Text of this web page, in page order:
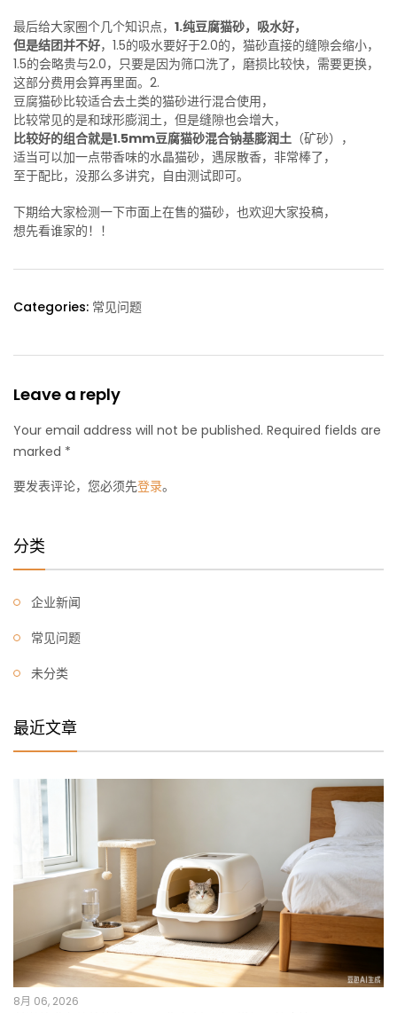
最后给大家圈个几个知识点， 1.纯豆腐猫砂，吸水好，
但是结团并不好，1.5的吸水要好于2.0的，猫砂直接的缝隙会缩小，
1.5的会略贵与2.0，只要是因为筛口洗了，磨损比较快，需要更换，
这部分费用会算再里面。2.
豆腐猫砂比较适合去土类的猫砂进行混合使用，
比较常见的是和球形膨润土，但是缝隙也会增大，
比较好的组合就是1.5mm豆腐猫砂混合钠基膨润土 （矿砂），
适当可以加一点带香味的水晶猫砂，遇尿散香，非常棒了，
至于配比，没那么多讲究，自由测试即可。
下期给大家检测一下市面上在售的猫砂，也欢迎大家投稿，
想先看谁家的！！
Categories: 常见问题
Leave a reply
Your email address will not be published. Required fields are
marked *
要发表评论，您必须先登录。
分类
企业新闻
常见问题
未分类
最近文章
8月 06, 2026